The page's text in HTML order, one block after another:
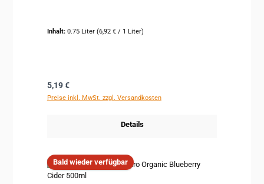
Inhalt: 0.75 Liter (6,92 € / 1 Liter)
Regulärer Preis:
5,19 €
Preise inkl. MwSt. zzgl. Versandkosten
Details
Bald wieder verfügbar